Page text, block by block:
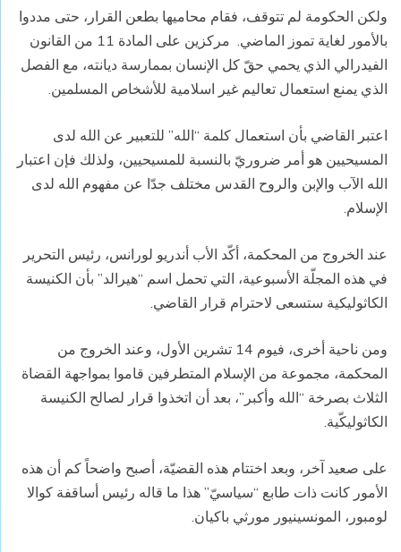
ولكن الحكومة لم تتوقف، فقام محاميها بطعن القرار، حتى مددوا
بالأمور لغاية تموز الماضي. مركزين على المادة 11 من القانون
الفيدرالي الذي يحمي حقّ كل الإنسان بممارسة ديانته، مع الفصل
الذي يمنع استعمال تعاليم غير اسلامية للأشخاص المسلمين.
اعتبر القاضي بأن استعمال كلمة “الله” للتعبير عن الله لدى
المسيحيين هو أمر ضروريّ بالنسبة للمسيحيين، ولذلك فإن اعتبار
الله الآب والإبن والروح القدس مختلف جدّا عن مفهوم الله لدى
الإسلام.
عند الخروج من المحكمة، أكّد الأب أندريو لورانس، رئيس التحرير
في هذه المجلّة الأسبوعية، التي تحمل اسم “هيرالد” بأن الكنيسة
الكاثوليكية ستسعى لاحترام قرار القاضي.
ومن ناحية أخرى، فيوم 14 تشرين الأول، وعند الخروج من
المحكمة، مجموعة من الإسلام المتطرفين قاموا بمواجهة القضاة
الثلاث بصرخة “الله وأكبر”، بعد أن اتخذوا قرار لصالح الكنيسة
الكاثوليكّية.
على صعيد آخر، وبعد اختتام هذه القضيّة، أصبح واضحاً كم أن هذه
الأمور كانت ذات طابع “سياسيّ” هذا ما قاله رئيس أساقفة كوالا
لومبور، المونسينيور مورثي باكيان.